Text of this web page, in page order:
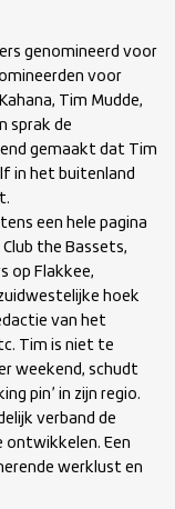
genomineerd voor
voor
Tim Mudde,
sprak de
gemaakt dat Tim
in het buitenland
een hele pagina
the Bassets,
op Flakkee,
hoek
van het
Tim is niet te
weekend, schudt
pin’ in zijn regio.
verband de
Een
werklust en